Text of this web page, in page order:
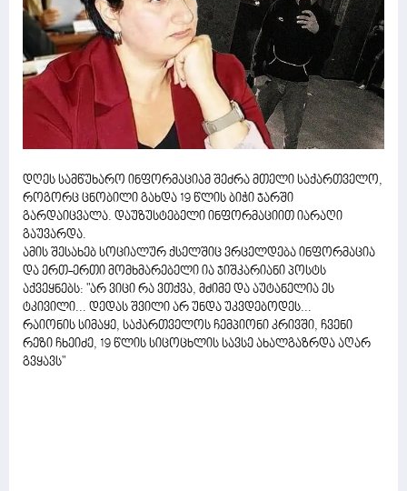
დღეს სამწუხარო ინფორმაციამ შეძრა მთელი საქართველო,
როგორც ცნობილი გახდა 19 წლის ბიჭი ჯარში
გარდაიცვალა. დაუზუსტებელი ინფორმაციით იარაღი
გაუვარდა.
ამის შესახებ სოციალურ ქსელშიც ვრცელდება ინფორმაცია
და ერთ-ერთი მომხმარებელი ია ჯიშკარიანი პოსტს
აქვეყნებს: "არ ვიცი რა ვთქვა, მძიმე და აუტანელია ეს
ტკივილი... დედას შვილი არ უნდა უკვდებოდეს...
რაიონის სიმაყე, საქართველოს ჩემპიონი კრივში, ჩვენი
რეზი ჩხეიძე, 19 წლის სიცოცხლის სავსე ახალგაზრდა აღარ
გვყავს"